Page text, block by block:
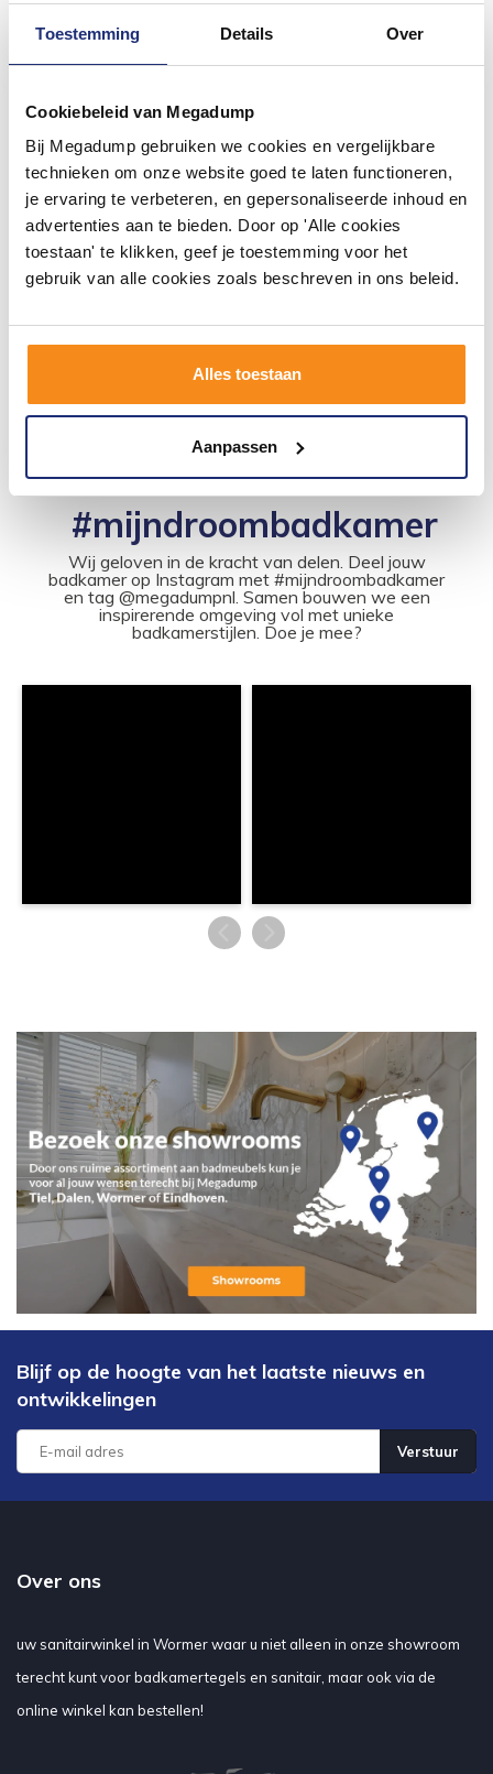
Toestemming Details Over
Cookiebeleid van Megadump
Bij Megadump gebruiken we cookies en vergelijkbare
technieken om onze website goed te laten functioneren,
je ervaring te verbeteren, en gepersonaliseerde inhoud en
advertenties aan te bieden. Door op 'Alle cookies
toestaan' te klikken, geef je toestemming voor het
gebruik van alle cookies zoals beschreven in ons beleid.
Alles toestaan
Aanpassen
Badkraan Inbouw Bongio
Squadra Thermostatisch
Handdoucheset en 2-Weg
Omstel Chroom
Binnen 1 week geleverd
2.130,70
1.760,91
Meer info
Badmengkraan Inbouw
Bongio Squadra 16 cm
Handdoucheset en 2-Weg
Omstel Mat Zwart
Binnen 1 week geleverd
1.949,60
1.611,24
Meer info
1 2 3 4 5 6
#mijndroombadkamer
Wij geloven in de kracht van delen. Deel jouw
badkamer op Instagram met #mijndroombadkamer
en tag @megadumpnl. Samen bouwen we een
inspirerende omgeving vol met unieke
badkamerstijlen. Doe je mee?
Blijf op de hoogte van het laatste nieuws en
ontwikkelingen
Verstuur
Over ons
uw sanitairwinkel in Wormer waar u niet alleen in onze showroom
terecht kunt voor badkamertegels en sanitair, maar ook via de
online winkel kan bestellen!